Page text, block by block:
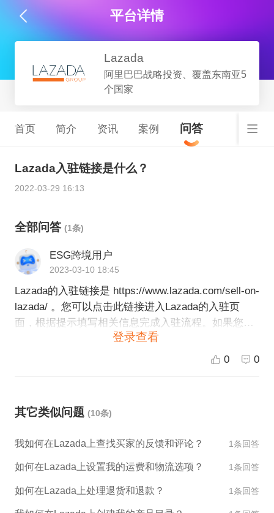
平台详情
Lazada
阿里巴巴战略投资、覆盖东南亚5
个国家
首页 简介 资讯 案例 问答
Lazada入驻链接是什么？
2022-03-29 16:13
全部问答 (1条)
ESG跨境用户
2023-03-10 18:45
Lazada的入驻链接是 https://www.lazada.com/sell-on-
lazada/ 。您可以点击此链接进入Lazada的入驻页
面，根据提示填写相关信息完成入驻流程。如果您需
要更具体的指导或帮助，可以联系ESG跨境电商的客
登录查看
0 0
其它类似问题 (10条)
我如何在Lazada上查找买家的反馈和评论？ 1条回答
如何在Lazada上设置我的运费和物流选项？ 1条回答
如何在Lazada上处理退货和退款？ 1条回答